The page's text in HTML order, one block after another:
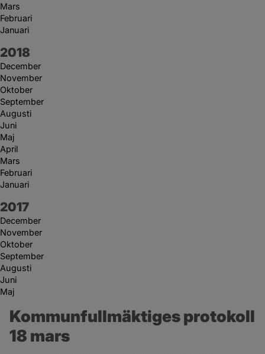
Mars
Februari
Januari
År:
2018
December
November
Oktober
September
Augusti
Juni
Maj
April
Mars
Februari
Januari
År:
2017
December
November
Oktober
September
Augusti
Juni
Maj
Kommunfullmäktiges protokoll
18 mars